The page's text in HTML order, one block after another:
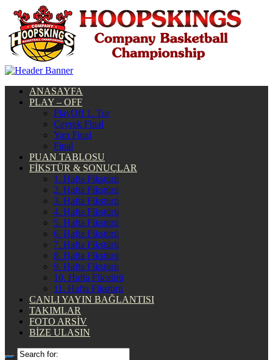
ANASAYFA
PLAY – OFF
PlayOff 1. Tur
Çeyrek Final
Yarı Final
Final
PUAN TABLOSU
FİKSTÜR & SONUÇLAR
1. Hafta Fikstürü
2. Hafta Fikstürü
3. Hafta Fikstürü
4. Hafta Fikstürü
5. Hafta Fikstürü
6. Hafta Fikstürü
7. Hafta Fikstürü
8. Hafta Fikstürü
9. Hafta Fikstürü
10. Hafta Fikstürü
11. Hafta Fikstürü
CANLI YAYIN BAĞLANTISI
TAKIMLAR
FOTO ARSİV
BİZE ULASIN